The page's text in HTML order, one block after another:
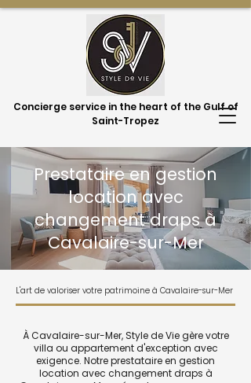
Concierge service in the heart of the Gulf of
Saint-Tropez
Prestataire en gestion
location avec
changement draps à
Cavalaire-sur-Mer
L'art de valoriser votre patrimoine à Cavalaire-sur-Mer
À Cavalaire-sur-Mer, Style de Vie gère votre
villa ou appartement d'exception avec
exigence. Notre prestataire en gestion
location avec changement draps à